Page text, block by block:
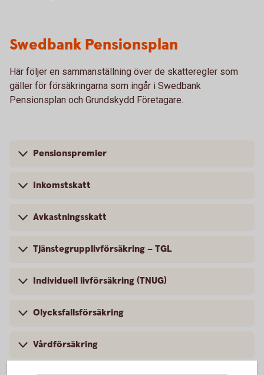
Swedbank Pensionsplan
Här följer en sammanställning över de skatteregler som
gäller för försäkringarna som ingår i Swedbank
Pensionsplan och Grundskydd Företagare.
Pensionspremier
Inkomstskatt
Avkastningsskatt
Tjänstegrupplivförsäkring – TGL
Individuell livförsäkring (TNUG)
Olycksfallsförsäkring
Vårdförsäkring